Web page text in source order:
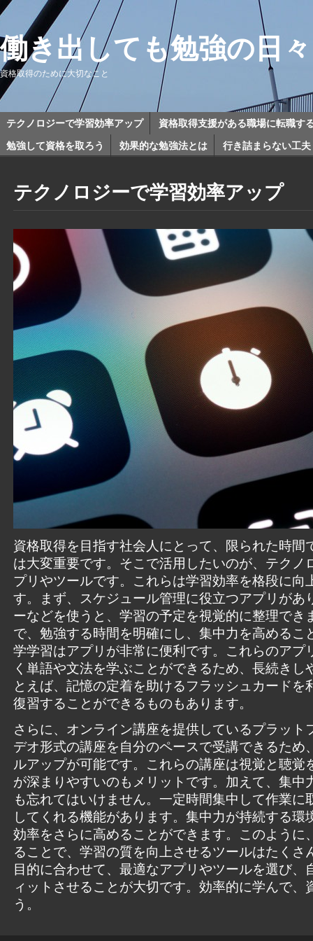
働き出しても勉強の日
資格取得のために大切なこと
テクノロジーで学習効率アップ
資格取得支援がある職場に転職す
勉強して資格を取ろう
効果的な勉強法とは 行き詰まらない工夫
テクノロジーで学習効率アップ
資格取得を目指す社会人にとって、限られた時間
は大変重要です。そこで活用したいのが、テクノ
プリやツールです。これらは学習効率を格段に向
す。まず、スケジュール管理に役立つアプリがあ
ーなどを使うと、学習の予定を視覚的に整理でき
で、勉強する時間を明確にし、集中力を高めるこ
学学習はアプリが非常に便利です。これらのアプ
く単語や文法を学ぶことができるため、長続きし
とえば、記憶の定着を助けるフラッシュカードを
復習することができるものもあります。
さらに、オンライン講座を提供しているプラット
デオ形式の講座を自分のペースで受講できるため
ルアップが可能です。これらの講座は視覚と聴覚
が深まりやすいのもメリットです。加えて、集中
も忘れてはいけません。一定時間集中して作業に
してくれる機能があります。集中力が持続する環
効率をさらに高めることができます。このように
ることで、学習の質を向上させるツールはたくさ
目的に合わせて、最適なアプリやツールを選び、
ィットさせることが大切です。効率的に学んで、
う。